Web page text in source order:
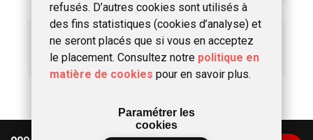
refusés. D’autres cookies sont utilisés à
des fins statistiques (cookies d’analyse) et
ne seront placés que si vous en acceptez
le placement. Consultez notre politique en
matière de cookies pour en savoir plus.
Paramétrer les
cookies